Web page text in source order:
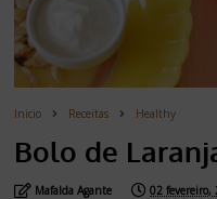
Inicio Receitas Healthy
Bolo de
Mafalda Agante 02 fevereiro,